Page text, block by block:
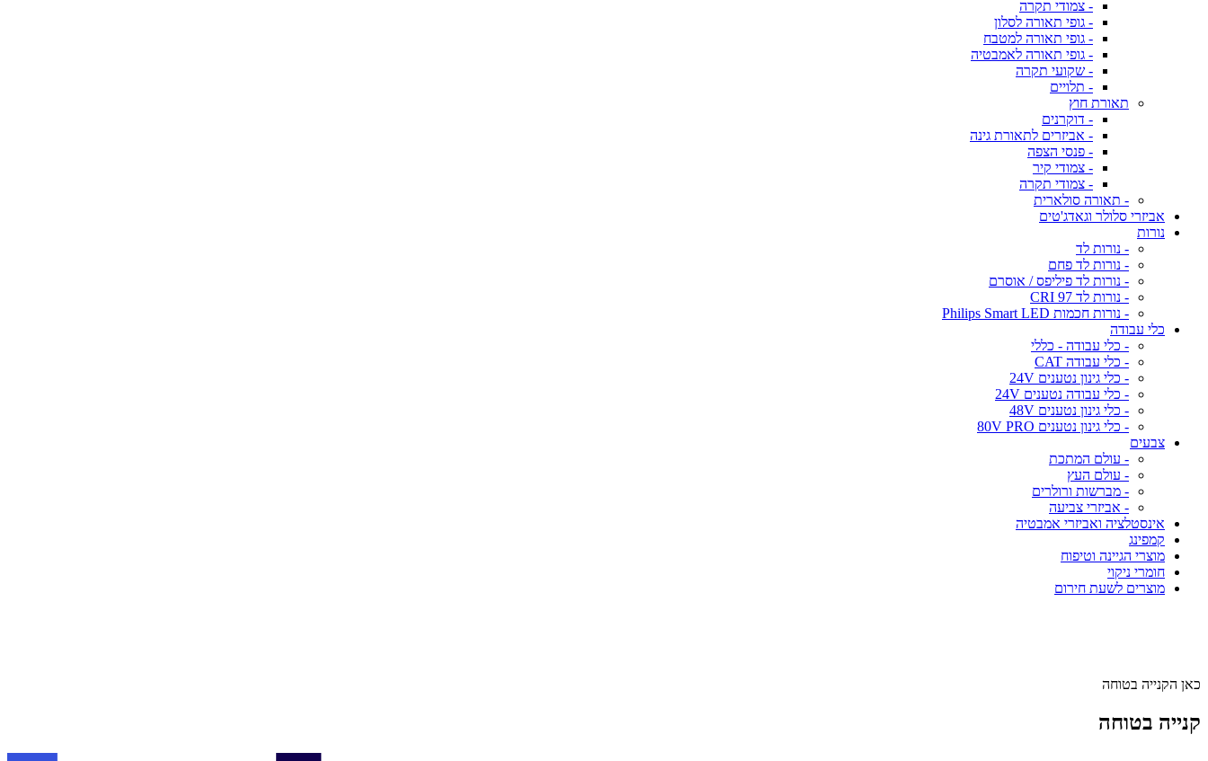
- צמודי תקרה
- גופי תאורה לסלון
- גופי תאורה למטבח
- גופי תאורה לאמבטיה
- שקועי תקרה
- תלויים
תאורת חוץ
- דוקרנים
- אביזרים לתאורת גינה
- פנסי הצפה
- צמודי קיר
- צמודי תקרה
- תאורה סולארית
אביזרי סלולר וגאדג'טים
נורות
- נורות לד
- נורות לד פחם
- נורות לד פיליפס / אוסרם
- נורות לד CRI 97
- נורות חכמות Philips Smart LED
כלי עבודה
- כלי עבודה - כללי
- כלי עבודה CAT
- כלי גינון נטענים 24V
- כלי עבודה נטענים 24V
- כלי גינון נטענים 48V
- כלי גינון נטענים 80V PRO
צבעים
- עולם המתכת
- עולם העץ
- מברשות ורולרים
- אביזרי צביעה
אינסטלציה ואביזרי אמבטיה
קמפינג
מוצרי הגיינה וטיפוח
חומרי ניקוי
מוצרים לשעת חירום
כאן הקנייה בטוחה
קנייה בטוחה